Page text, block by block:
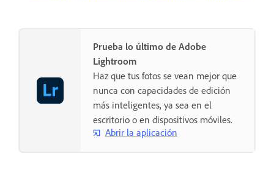
Prueba lo último de Adobe
Lightroom
Haz que tus fotos se vean mejor que
nunca con capacidades de edición
más inteligentes, ya sea en el
escritorio o en dispositivos móviles.
Abrir la aplicación